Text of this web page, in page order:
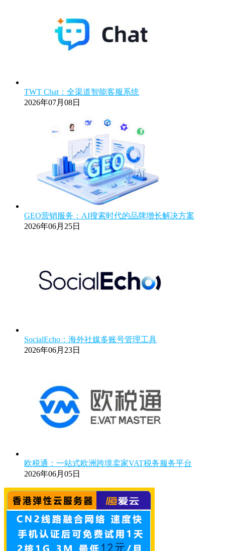
TWT Chat：全渠道智能客服系统
2026年07月08日
GEO营销服务：AI搜索时代的品牌增长解决方案
2026年06月25日
SocialEcho：海外社媒多账号管理工具
2026年06月23日
欧税通：一站式欧洲跨境卖家VAT税务服务平台
2026年06月05日